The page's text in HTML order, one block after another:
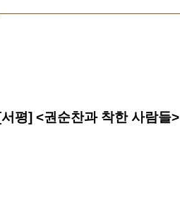
[서평] <권순찬과 착한 사람들>